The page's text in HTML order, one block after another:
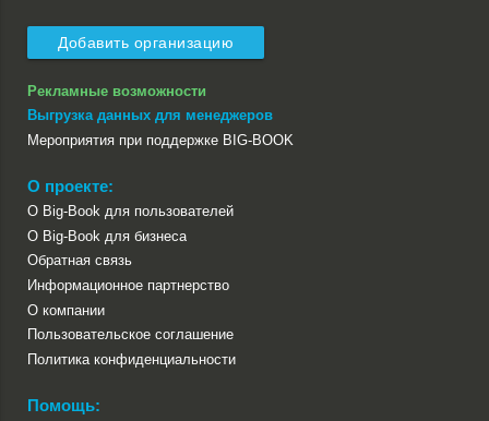
Добавить организацию
Рекламные возможности
Выгрузка данных для менеджеров
Мероприятия при поддержке BIG-BOOK
О проекте:
О Big-Book для пользователей
О Big-Book для бизнеса
Обратная связь
Информационное партнерство
О компании
Пользовательское соглашение
Политика конфиденциальности
Помощь: